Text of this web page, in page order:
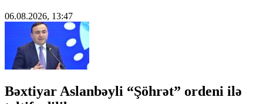
06.08.2026, 13:47
Bəxtiyar Aslanbəyli “Şöhrət” ordeni ilə